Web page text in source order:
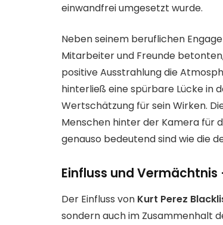
einwandfrei umgesetzt wurde.
Neben seinem beruflichen
Mitarbeiter und Freunde
positive Ausstrahlung die
hinterließ eine spürbare Lücke in
Wertschätzung für sein Wirken.
Menschen hinter der Kamera für
genauso bedeutend sind wie die
Einfluss und
Der Einfluss von Kurt Perez
sondern auch im Zusammenhalt